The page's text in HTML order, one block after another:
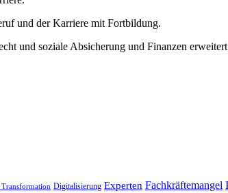
und der Karriere mit Fortbildung.
und soziale Absicherung und Finanzen
Digitalisierung Experten Fachkräftemangel